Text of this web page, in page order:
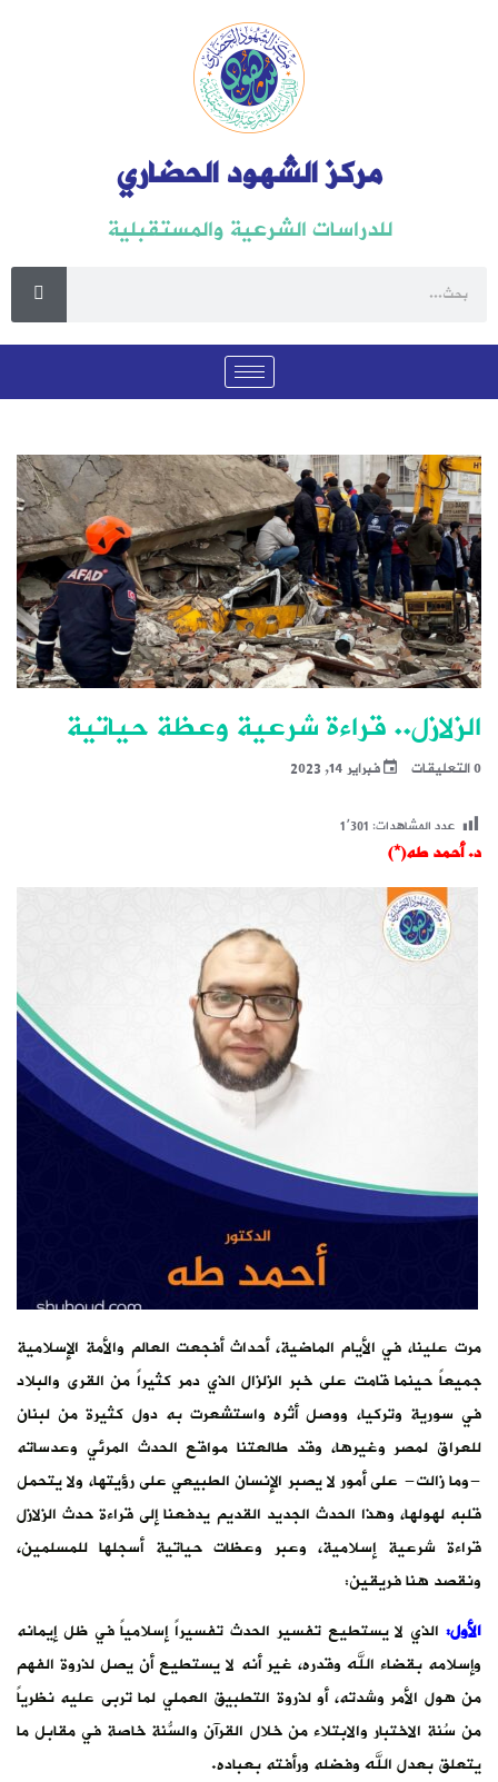
مركز الشهود الحضاري
للدراسات الشرعية والمستقبلية
الزلازل.. قراءة شرعية وعظة حياتية
0 التعليقات فبراير 14, 2023
عدد المشاهدات:1٬301
د. أحمد طه(*)
مرت علينا، في الأيام الماضية، أحداث أفجعت العالم والأمة الإسلامية
جميعاً حينما قامت على خبر الزلزال الذي دمر كثيراً من القرى والبلاد
في سورية وتركيا، ووصل أثره واستشعرت به دول كثيرة من لبنان
للعراق لمصر وغيرها، وقد طالعتنا مواقع الحدث المرئي وعدساته
-وما زالت- على أمور لا يصبر الإنسان الطبيعي على رؤيتها، ولا يتحمل
قلبه لهولها، وهذا الحدث الجديد القديم يدفعنا إلى قراءة حدث الزلازل
قراءة شرعية إسلامية، وعبر وعظات حياتية أسجلها للمسلمين،
ونقصد هنا فريقين:
الأول: الذي لا يستطيع تفسير الحدث تفسيراً إسلامياً في ظل إيمانه
وإسلامه بقضاء الله وقدره، غير أنه لا يستطيع أن يصل لذروة الفهم
من هول الأمر وشدته، أو لذروة التطبيق العملي لما تربى عليه نظرياً
من سُنة الاختبار والابتلاء من خلال القرآن والسُّنة خاصة في مقابل ما
يتعلق بعدل الله وفضله ورأفته بعباده.